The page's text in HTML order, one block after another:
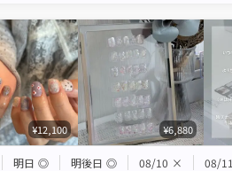
¥12,100 ¥6,880
明日 ◎ 明後日 ◎ 08/10 × 08/11